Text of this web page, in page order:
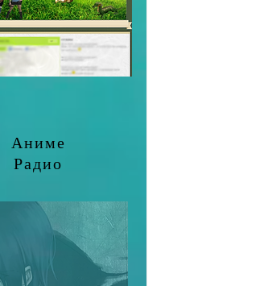
Аниме
Радио